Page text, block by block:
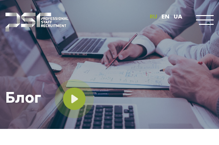
RU EN UA
Блог